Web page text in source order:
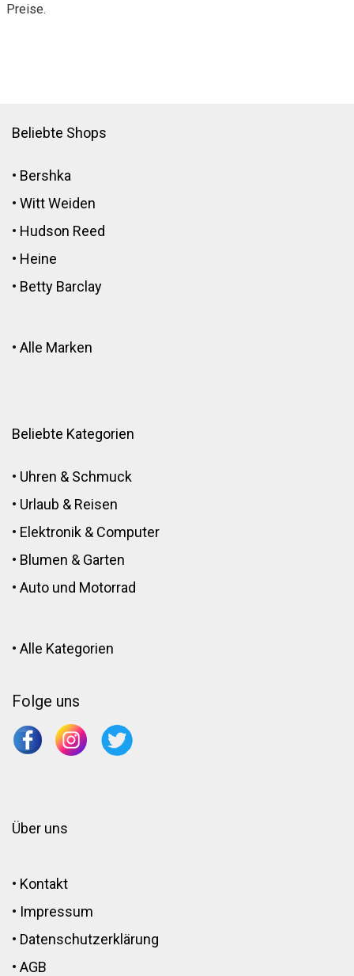
Preise.
Beliebte Shops
• Bershka
• Witt Weiden
• Hudson Reed
• Heine
• Betty Barclay
• Alle Marken
Beliebte Kategorien
• Uhren & Schmuck
• Urlaub & Reisen
• Elektronik & Computer
• Blumen & Garten
• Auto und Motorrad
• Alle Kategorien
Folge uns
Über uns
• Kontakt
• Impressum
• Datenschutzerklärung
• AGB